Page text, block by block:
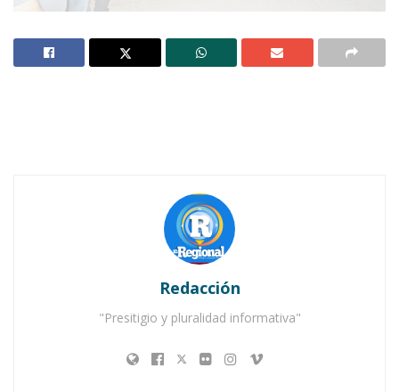
Buena tarde taurina en Ahuacatlán
Redacción
"Presitigio y pluralidad informativa"